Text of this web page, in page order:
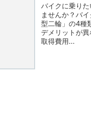
バイクに乗り
ませんか？バ
型二輪」の4種
デメリットが
取得費用...